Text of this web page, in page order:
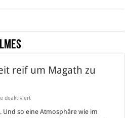
reif um Magath zu
deaktiviertfür
Ist
so eine Atmosphäre wie im